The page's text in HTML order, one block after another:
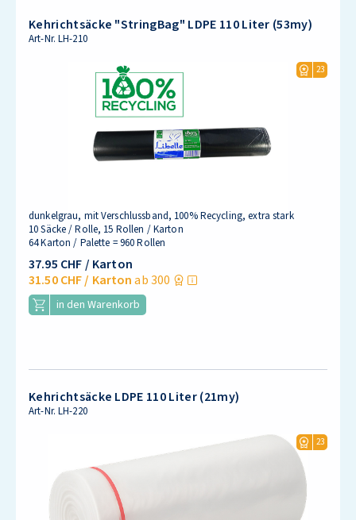
Kehrichtsäcke "StringBag" LDPE 110 Liter (53my)
Art-Nr.LH-210
23
dunkelgrau, mit Verschlussband, 100% Recycling, extra stark
10 Säcke / Rolle, 15 Rollen / Karton
64 Karton / Palette = 960 Rollen
37.95 CHF/ Karton
31.50 CHF/ Karton ab 300
in den Warenkorb
Kehrichtsäcke LDPE 110 Liter (21my)
Art-Nr.LH-220
23